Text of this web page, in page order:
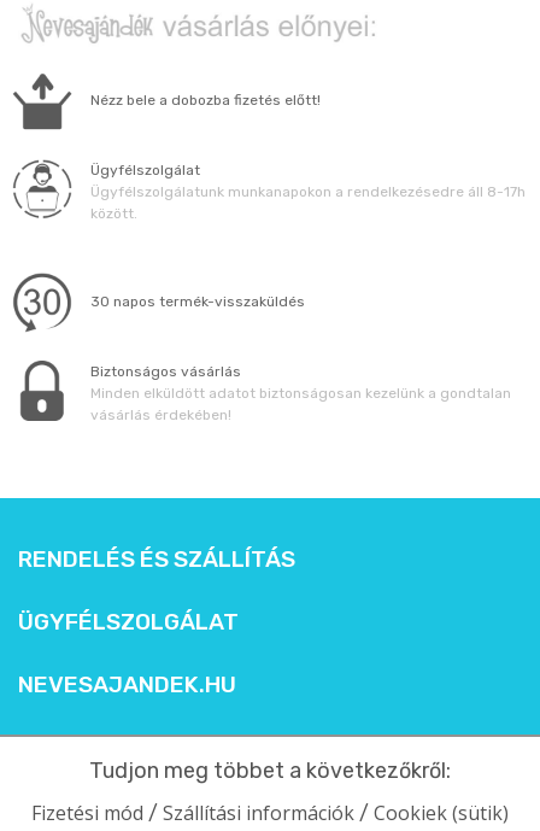
Nézz bele a dobozba fizetés előtt!
Ügyfélszolgálat
Ügyfélszolgálatunk munkanapokon a rendelkezésedre áll 8-17h
között.
30 napos termék-visszaküldés
Biztonságos vásárlás
Minden elküldött adatot biztonságosan kezelünk a gondtalan
vásárlás érdekében!
RENDELÉS ÉS SZÁLLÍTÁS
ÜGYFÉLSZOLGÁLAT
NEVESAJANDEK.HU
Tudjon meg többet a következőkről:
Fizetési mód / Szállítási információk / Cookiek (sütik)